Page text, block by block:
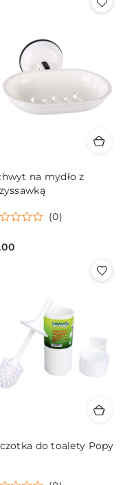
na mydło z
(0)
do toalety Popy